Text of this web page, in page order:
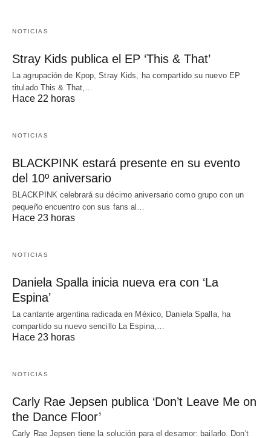
NOTICIAS
Stray Kids publica el EP ‘This & That’
La agrupación de Kpop, Stray Kids, ha compartido su nuevo EP
titulado This & That,…
Hace 22 horas
NOTICIAS
BLACKPINK estará presente en su evento
del 10º aniversario
BLACKPINK celebrará su décimo aniversario como grupo con un
pequeño encuentro con sus fans al…
Hace 23 horas
NOTICIAS
Daniela Spalla inicia nueva era con ‘La
Espina’
La cantante argentina radicada en México, Daniela Spalla, ha
compartido su nuevo sencillo La Espina,…
Hace 23 horas
NOTICIAS
Carly Rae Jepsen publica ‘Don’t Leave Me on
the Dance Floor’
Carly Rae Jepsen tiene la solución para el desamor: bailarlo. Don't